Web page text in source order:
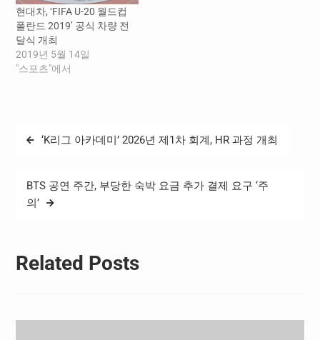
혔다. 정 회장의 이와 같은
결정은 대표팀이 월드컵이
라는 큰 무대에서 대한민국
축구팬들에게…
현대차, ‘FIFA U-20 월드컵
폴란드 2019’ 공식 차량 전
달식 개최
2019년 5월 14일
"스포츠"에서
글
‘K리그 아카데미’ 2026년 제1차 회계, HR 과정 개최
BTS 공연 주간, 부당한 숙박 요금 추가 결제 요구 ‘주
의’
Related Posts